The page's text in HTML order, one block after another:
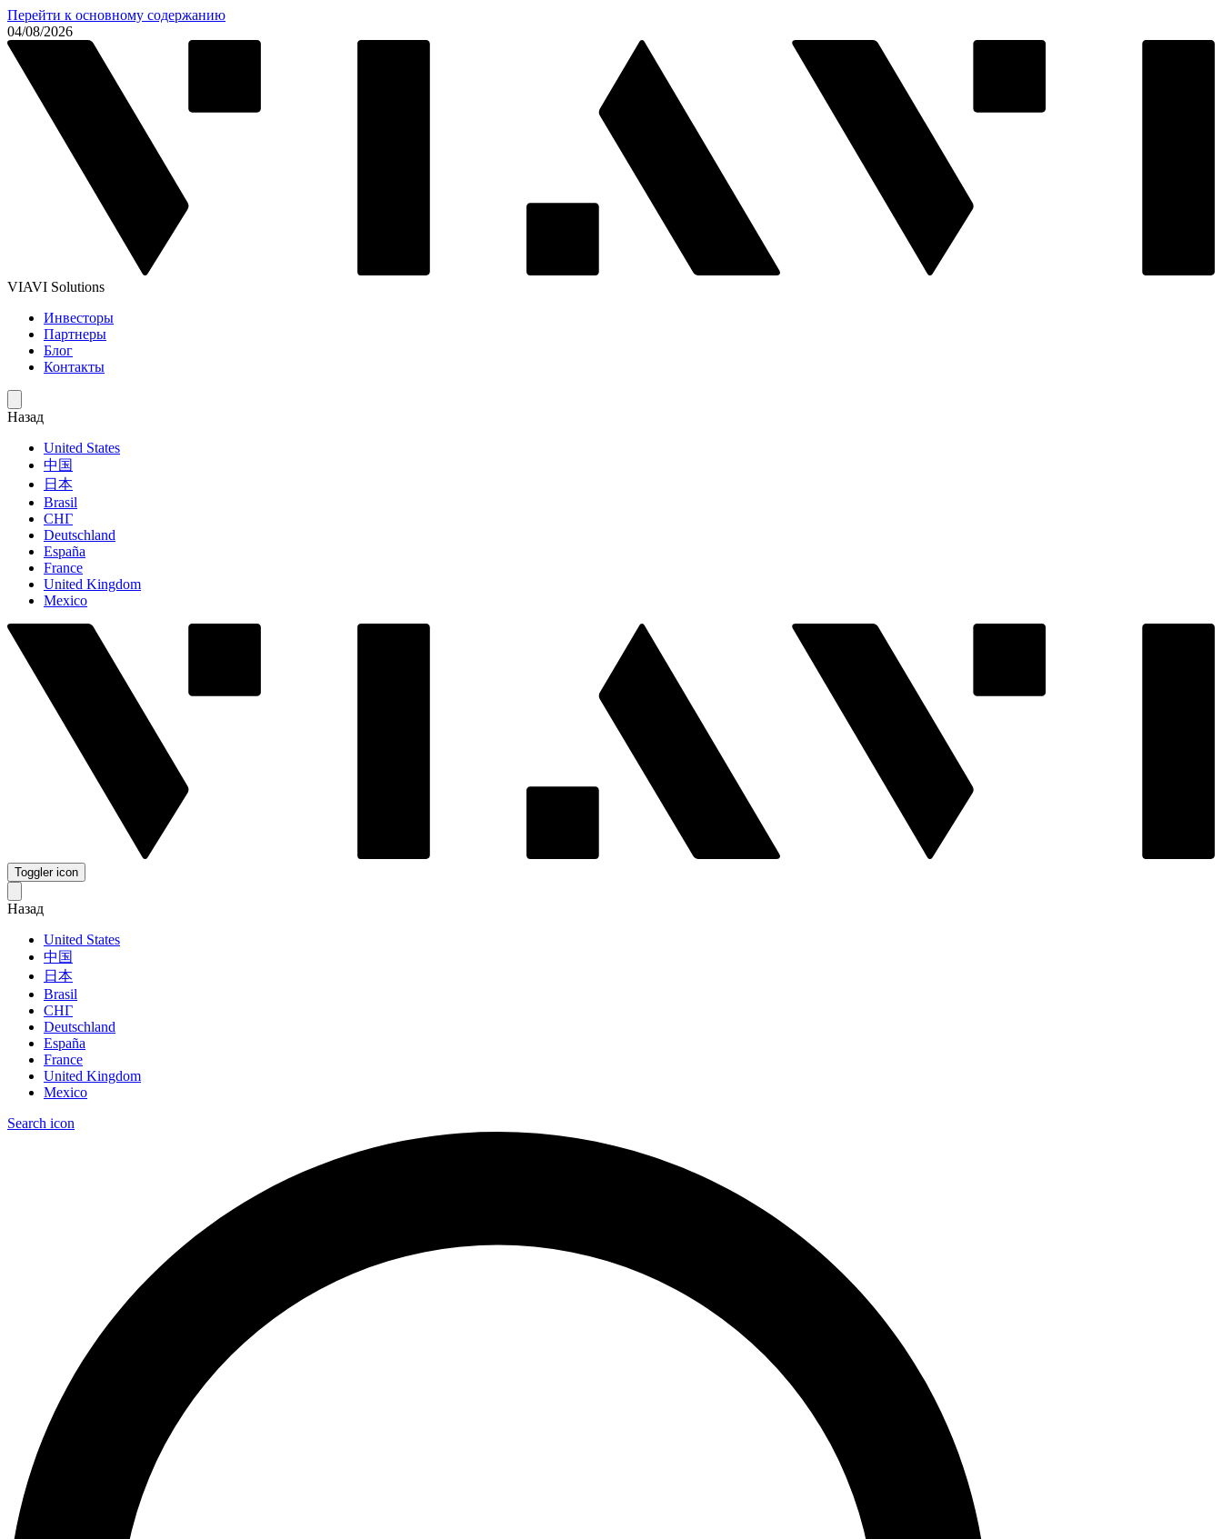
Перейти к основному содержанию
04/08/2026
VIAVI Solutions
Инвесторы
Партнеры
Блог
Контакты
Назад
United States
中国
日本
Brasil
СНГ
Deutschland
España
France
United Kingdom
Mexico
Toggler icon
Назад
United States
中国
日本
Brasil
СНГ
Deutschland
España
France
United Kingdom
Mexico
Search icon